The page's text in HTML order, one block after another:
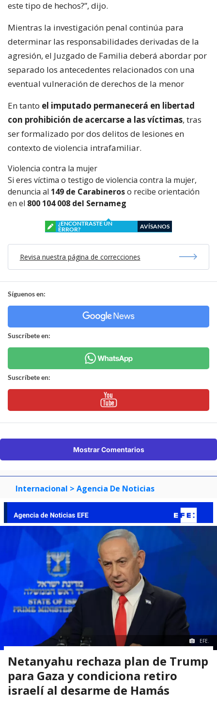
este tipo de hechos?”, dijo.
Mientras la investigación penal continúa para
determinar las responsabilidades derivadas de la
agresión, el Juzgado de Familia deberá abordar por
separado los antecedentes relacionados con una
eventual vulneración de derechos de la menor
En tanto el imputado permanecerá en libertad
con prohibición de acercarse a las víctimas, tras
ser formalizado por dos delitos de lesiones en
contexto de violencia intrafamiliar.
Violencia contra la mujer
Si eres víctima o testigo de violencia contra la mujer,
denuncia al 149 de Carabineroso recibe orientación
en el 800 104 008 del Sernameg
¿ENCONTRASTE UN
ERROR?
AVÍSANOS
Revisa nuestra página de correcciones
Síguenos en:
Suscríbete en:
Suscríbete en:
Mostrar Comentarios
Internacional > Agencia De Noticias
EFE.
Netanyahu rechaza plan de Trump
para Gaza y condiciona retiro
israelí al desarme de Hamás